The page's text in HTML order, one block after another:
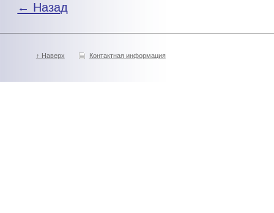
← Назад
↑ Наверх Контактная информация